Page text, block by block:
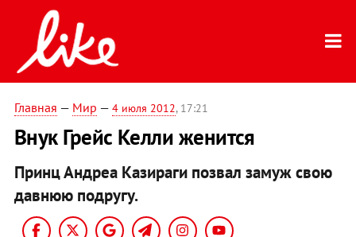
Главная — Мир — 4 июля 2012, 17:21
Внук Грейс Келли женится
Принц Андреа Казираги позвал замуж свою
давнюю подругу.